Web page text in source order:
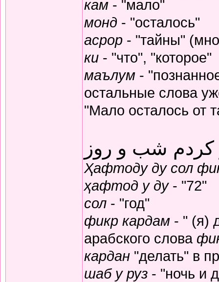
кам - "мало"
монд - "осталось"
асрор - "тайны"
ки - "что", "которое"
маълум -
остальные слова
"Мало осталось от
کردم شب و روز
Ҳафтоду ду сол
ҳафтод у ду- "72"
сол - "год"
фикр кардам - " (я)
арабского слова
кардан "делать" в
шаб у руз - "ночь и